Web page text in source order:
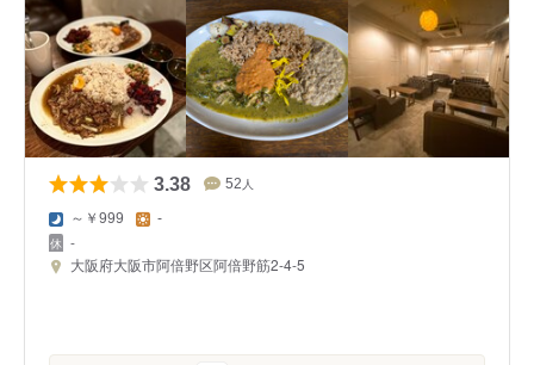
3.38 52 人
～￥999 -
-
大阪府大阪市阿倍野区阿倍野筋2-4-5